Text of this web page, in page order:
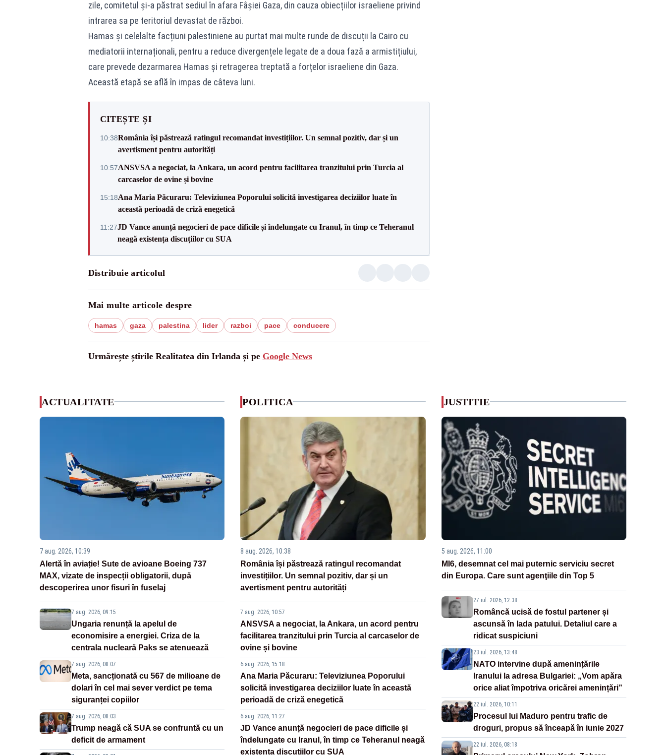
zile, comitetul și-a păstrat sediul în afara Fâșiei Gaza, din cauza obiecțiilor israeliene privind
intrarea sa pe teritoriul devastat de război.
Hamas și celelalte facțiuni palestiniene au purtat mai multe runde de discuții la Cairo cu
mediatorii internaționali, pentru a reduce divergențele legate de a doua fază a armistițiului,
care prevede dezarmarea Hamas și retragerea treptată a forțelor israeliene din Gaza.
Această etapă se află în impas de câteva luni.
CITEȘTE ȘI
10:38România își păstrează ratingul recomandat investițiilor. Un semnal pozitiv, dar și un
avertisment pentru autorități
10:57ANSVSA a negociat, la Ankara, un acord pentru facilitarea tranzitului prin Turcia al
carcaselor de ovine și bovine
15:18Ana Maria Păcuraru: Televiziunea Poporului solicită investigarea deciziilor luate în
această perioadă de criză enegetică
11:27JD Vance anunță negocieri de pace dificile și îndelungate cu Iranul, în timp ce Teheranul
neagă existența discuțiilor cu SUA
Distribuie articolul
Mai multe articole despre
hamas gaza palestina lider razboi pace conducere
Urmărește știrile Realitatea din Irlanda și pe Google News
ACTUALITATE
7 aug. 2026, 10:39
Alertă în aviație! Sute de avioane Boeing 737
MAX, vizate de inspecții obligatorii, după
descoperirea unor fisuri în fuselaj
7 aug. 2026, 09:15
Ungaria renunță la apelul de
economisire a energiei. Criza de la
centrala nucleară Paks se atenuează
7 aug. 2026, 08:07
Meta, sancționată cu 567 de milioane de
dolari în cel mai sever verdict pe tema
siguranței copiilor
7 aug. 2026, 08:03
Trump neagă că SUA se confruntă cu un
deficit de armament
POLITICA
8 aug. 2026, 10:38
România își păstrează ratingul recomandat
investițiilor. Un semnal pozitiv, dar și un
avertisment pentru autorități
7 aug. 2026, 10:57
ANSVSA a negociat, la Ankara, un acord pentru
facilitarea tranzitului prin Turcia al carcaselor de
ovine și bovine
6 aug. 2026, 15:18
Ana Maria Păcuraru: Televiziunea Poporului
solicită investigarea deciziilor luate în această
perioadă de criză enegetică
6 aug. 2026, 11:27
JD Vance anunță negocieri de pace dificile și
îndelungate cu Iranul, în timp ce Teheranul neagă
existența discuțiilor cu SUA
JUSTITIE
5 aug. 2026, 11:00
MI6, desemnat cel mai puternic serviciu secret
din Europa. Care sunt agenţiile din Top 5
27 iul. 2026, 12:38
Româncă ucisă de fostul partener și
ascunsă în lada patului. Detaliul care a
ridicat suspiciuni
23 iul. 2026, 13:48
NATO intervine după amenințările
Iranului la adresa Bulgariei: „Vom apăra
orice aliat împotriva oricărei amenințări”
22 iul. 2026, 10:11
Procesul lui Maduro pentru trafic de
droguri, propus să înceapă în iunie 2027
22 iul. 2026, 08:18